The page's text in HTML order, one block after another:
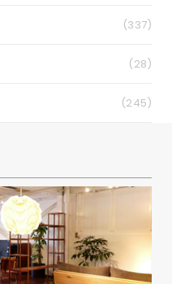
(337)
(28)
(245)